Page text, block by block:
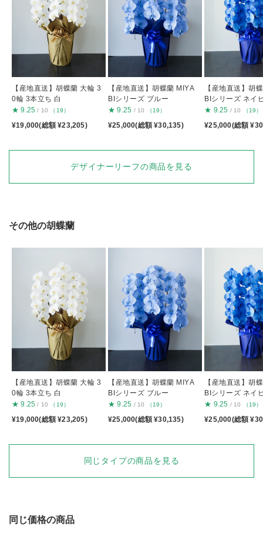
【産地直送】胡蝶蘭 大輪 3
0輪 3本立ち 白
★ 9.25 / 10 （19）
¥19,000(総額 ¥23,205)
【産地直送】胡蝶蘭 MIYA
BIシリーズ ブルー
★ 9.25 / 10 （19）
¥25,000(総額 ¥30,135)
【産地直送】胡
BIシリーズ ネイ
★ 9.25 / 10 （19）
¥25,000(総額
デザイナーリーフの商品を見る
その他の胡蝶蘭
【産地直送】胡蝶蘭 大輪 3
0輪 3本立ち 白
★ 9.25 / 10 （19）
¥19,000(総額 ¥23,205)
【産地直送】胡蝶蘭 MIYA
BIシリーズ ブルー
★ 9.25 / 10 （19）
¥25,000(総額 ¥30,135)
【産地直送】胡
BIシリーズ ネイ
★ 9.25 / 10 （19）
¥25,000(総額
同じタイプの商品を見る
同じ価格の商品